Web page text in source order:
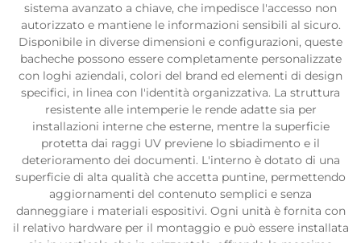
sistema avanzato a chiave, che impedisce l'accesso non
autorizzato e mantiene le informazioni sensibili al sicuro.
Disponibile in diverse dimensioni e configurazioni, queste
bacheche possono essere completamente personalizzate
con loghi aziendali, colori del brand ed elementi di design
specifici, in linea con l'identità organizzativa. La struttura
resistente alle intemperie le rende adatte sia per
installazioni interne che esterne, mentre la superficie
protetta dai raggi UV previene lo sbiadimento e il
deterioramento dei documenti. L'interno è dotato di una
superficie di alta qualità che accetta puntine, permettendo
aggiornamenti del contenuto semplici e senza
danneggiare i materiali espositivi. Ogni unità è fornita con
il relativo hardware per il montaggio e può essere installata